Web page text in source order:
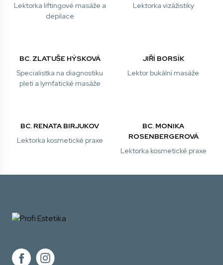
Lektorka liftingové masáže a
depilace
Lektorka vizážistiky
BC. ZLATUŠE HÝSKOVÁ
Specialistka na diagnostiku
pleti a lymfatické masáže
JIŘÍ BORSÍK
Lektor bukální masáže
BC. RENATA BIRJUKOV
Lektorka kosmetické praxe
BC. MONIKA
ROSENBERGEROVÁ
Lektorka kosmetické praxe